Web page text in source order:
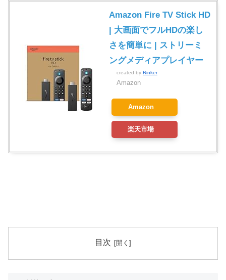
Amazon Fire TV Stick HD
| 大画面でフルHDの楽し
さを簡単に | ストリーミ
ングメディアプレイヤー
created by Rinker
Amazon
Amazon
楽天市場
目次